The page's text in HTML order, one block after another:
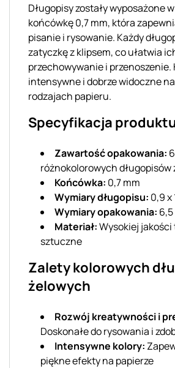
Długopisy zostały wyposażone
końcówkę 0,7 mm, która
pisanie i rysowanie. Każdy
zatyczkę z klipsem, co ułatwia
przechowywanie i przenoszenie.
intensywne i dobrze widoczne
rodzajach papieru.
Specyfikacja
Zawartość opakowania: 6
różnokolorowych długopisów
Końcówka: 0,7 mm
Wymiary długopisu: 0,9 x
Wymiary opakowania: 6,5
Materiał:Wysokiej
sztuczne
Zalety kolorowych
żelowych
Rozwój kreatywności i
Doskonałe do rysowania i
Intensywne kolory:
piękne efekty na papierze